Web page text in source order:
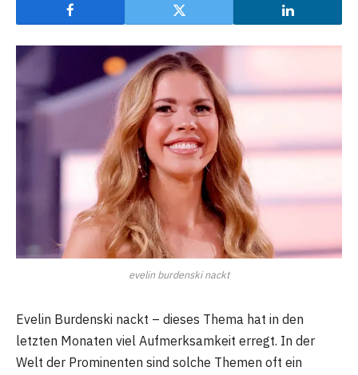
evelin burdenski nackt
Evelin Burdenski nackt – dieses Thema hat in den
letzten Monaten viel Aufmerksamkeit erregt. In der
Welt der Prominenten sind solche Themen oft ein